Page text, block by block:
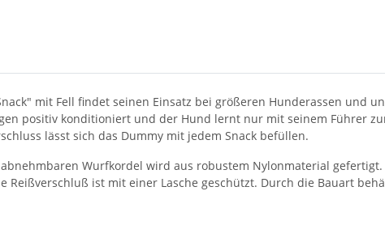
mit Fell findet seinen Einsatz bei größeren Hunderassen und
positiv konditioniert und der Hund lernt nur mit seinem Führer
lässt sich das Dummy mit jedem Snack befüllen.
Wurfkordel wird aus robustem Nylonmaterial
Reißverschluß ist mit einer Lasche geschützt. Durch die Bauart